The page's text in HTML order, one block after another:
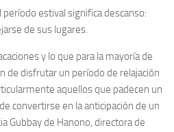
estival significa descanso:
de sus lugares.
y lo que para la mayoría de
de disfrutar un período de relajación
aquellos que padecen un
convertirse en la anticipación de un
Gubbay de Hanono, directora de